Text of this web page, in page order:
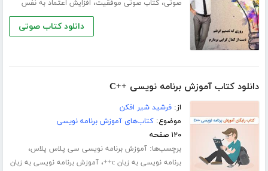
صوتی،کتاب صوتی موفقیت، افزایش اعتماد به نفس
دانلود کتاب صوتی
دانلود کتاب آموزش برنامه نویسی ++C
از:فرشید شیر افکن
موضوع:کتاب‌های آموزش برنامه نویسی
۱۲۰ صفحه
برچسب‌ها:آموزش برنامه نویسی سی پلاس پلاس،
برنامه نویسی به زبان c++ ،آموزش برنامه نویسی به زبان